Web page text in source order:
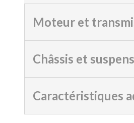
Moteur et
Châssis et
Caractéristiques